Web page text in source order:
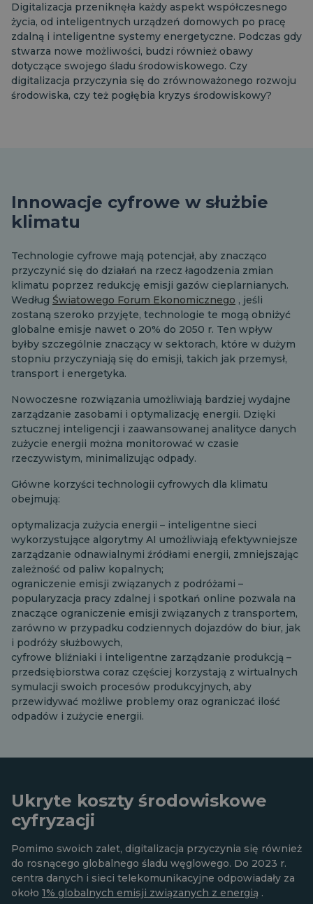
Digitalizacja przeniknęła każdy aspekt współczesnego
życia, od inteligentnych urządzeń domowych po pracę
zdalną i inteligentne systemy energetyczne. Podczas gdy
stwarza nowe możliwości, budzi również obawy
dotyczące swojego śladu środowiskowego. Czy
digitalizacja przyczynia się do zrównoważonego rozwoju
środowiska, czy też pogłębia kryzys środowiskowy?
Innowacje cyfrowe w służbie
klimatu
Technologie cyfrowe mają potencjał, aby znacząco
przyczynić się do działań na rzecz łagodzenia zmian
klimatu poprzez redukcję emisji gazów cieplarnianych.
Według Światowego Forum Ekonomicznego , jeśli
zostaną szeroko przyjęte, technologie te mogą obniżyć
globalne emisje nawet o 20% do 2050 r. Ten wpływ
byłby szczególnie znaczący w sektorach, które w dużym
stopniu przyczyniają się do emisji, takich jak przemysł,
transport i energetyka.
Nowoczesne rozwiązania umożliwiają bardziej wydajne
zarządzanie zasobami i optymalizację energii. Dzięki
sztucznej inteligencji i zaawansowanej analityce danych
zużycie energii można monitorować w czasie
rzeczywistym, minimalizując odpady.
Główne korzyści technologii cyfrowych dla klimatu
obejmują:
optymalizacja zużycia energii – inteligentne sieci
wykorzystujące algorytmy AI umożliwiają efektywniejsze
zarządzanie odnawialnymi źródłami energii, zmniejszając
zależność od paliw kopalnych;
ograniczenie emisji związanych z podróżami –
popularyzacja pracy zdalnej i spotkań online pozwala na
znaczące ograniczenie emisji związanych z transportem,
zarówno w przypadku codziennych dojazdów do biur, jak
i podróży służbowych,
cyfrowe bliźniaki i inteligentne zarządzanie produkcją –
przedsiębiorstwa coraz częściej korzystają z wirtualnych
symulacji swoich procesów produkcyjnych, aby
przewidywać możliwe problemy oraz ograniczać ilość
odpadów i zużycie energii.
Ukryte koszty środowiskowe
cyfryzacji
Pomimo swoich zalet, digitalizacja przyczynia się również
do rosnącego globalnego śladu węglowego. Do 2023 r.
centra danych i sieci telekomunikacyjne odpowiadały za
około 1% globalnych emisji związanych z energią .